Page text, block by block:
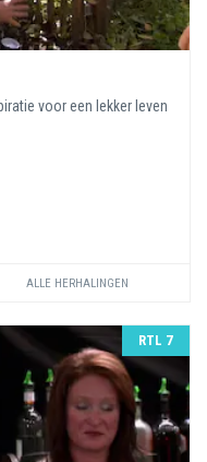
voor een lekker leven
ALLE HERHALINGEN
RTL 7